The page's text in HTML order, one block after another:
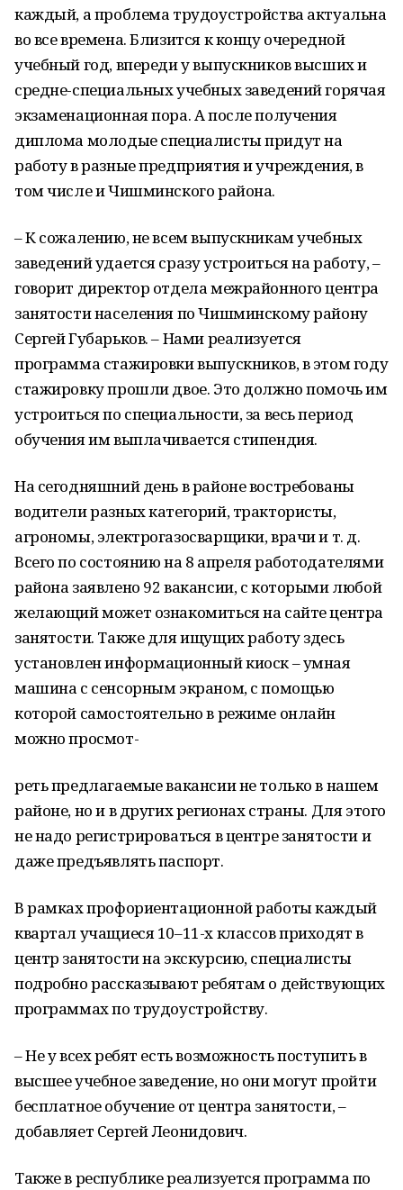
каждый, а проблема трудоустройства актуальна
во все времена. Близится к концу очередной
учебный год, впереди у выпускников высших и
средне-специальных учебных заведений горячая
экзаменационная пора. А после получения
диплома молодые специалисты придут на
работу в разные предприятия и учреждения, в
том числе и Чишминского района.
– К сожалению, не всем выпускникам учебных
заведений удается сразу устроиться на работу, –
говорит директор отдела межрайонного центра
занятости населения по Чишминскому району
Сергей Губарьков. – Нами реализуется
программа стажировки выпускников, в этом году
стажировку прошли двое. Это должно помочь им
устроиться по специальности, за весь период
обучения им выплачивается стипендия.
На сегодняшний день в районе востребованы
водители разных категорий, трактористы,
агрономы, электрогазосварщики, врачи и т. д.
Всего по состоянию на 8 апреля работодателями
района заявлено 92 вакансии, с которыми любой
желающий может ознакомиться на сайте центра
занятости. Также для ищущих работу здесь
установлен информационный киоск – умная
машина с сенсорным экраном, с помощью
которой самостоятельно в режиме онлайн
можно просмот-
реть предлагаемые вакансии не только в нашем
районе, но и в других регионах страны. Для этого
не надо регистрироваться в центре занятости и
даже предъявлять паспорт.
В рамках профориентационной работы каждый
квартал учащиеся 10–11-х классов приходят в
центр занятости на экскурсию, специалисты
подробно рассказывают ребятам о действующих
программах по трудоустройству.
– Не у всех ребят есть возможность поступить в
высшее учебное заведение, но они могут пройти
бесплатное обучение от центра занятости, –
добавляет Сергей Леонидович.
Также в республике реализуется программа по